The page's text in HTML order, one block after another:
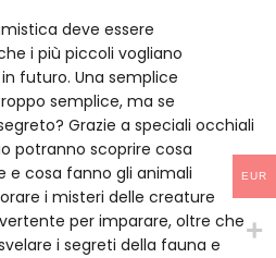
a 100€.
deve essere
i più piccoli vogliano
futuro. Una semplice
semplice, ma se
Grazie a speciali occhiali
potranno scoprire cosa
e cosa fanno gli animali
i misteri delle creature
per imparare, oltre che
i segreti della fauna e
EUR